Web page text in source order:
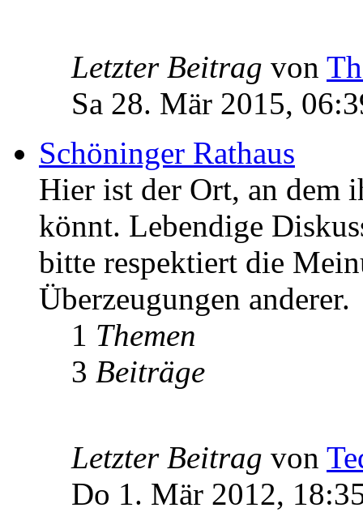
Letzter Beitrag von
Sa 28. Mär 2015,
Schöninger Rathaus
Hier ist der Ort, an dem
könnt. Lebendige
bitte respektiert die
Überzeugungen anderer.
1 Themen
3 Beiträge
Letzter Beitrag von
Do 1. Mär 2012,